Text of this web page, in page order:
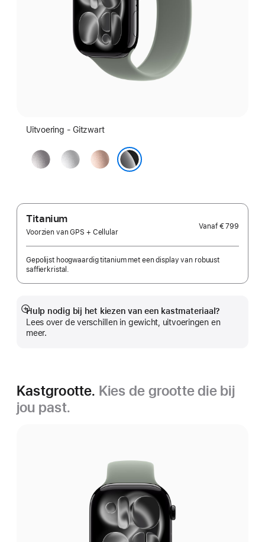
Uitvoering - Gitzwart
Spacegrijs
Zilver Roségoud
Titanium
Voorzien van GPS + Cellular
Vanaf € 799
Gepolijst hoogwaardig titanium met een display van robuust
saffierkristal.
Hulp nodig bij het kiezen van een kastmateriaal?
Lees over de verschillen in gewicht, uitvoeringen en
meer.
Meer
Kastgrootte. Kies de grootte die bij
jou past.